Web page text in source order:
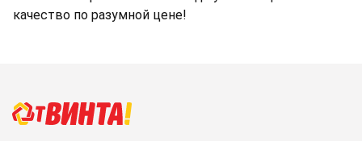
качество по разумной цене!